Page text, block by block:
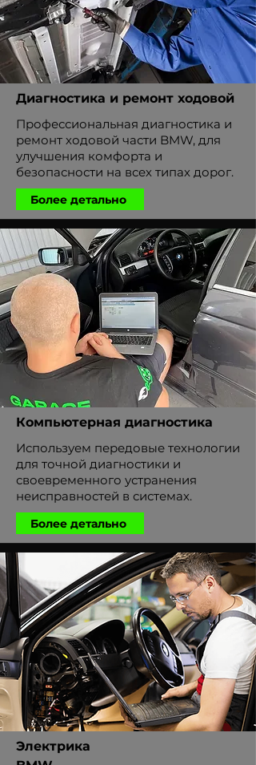
Диагностика и ремонт ходовой
Профессиональная диагностика и
ремонт ходовой части BMW, для
улучшения комфорта и
безопасности на всех типах дорог.
Более детально
Компьютерная диагностика
Используем передовые технологии
для точной диагностики и
своевременного устранения
неисправностей в системах.
Более детально
Электрика